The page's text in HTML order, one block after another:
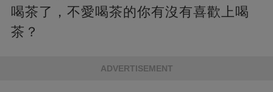
喝茶了，不愛喝茶的你有沒有喜歡上喝
茶？
ADVERTISEMENT